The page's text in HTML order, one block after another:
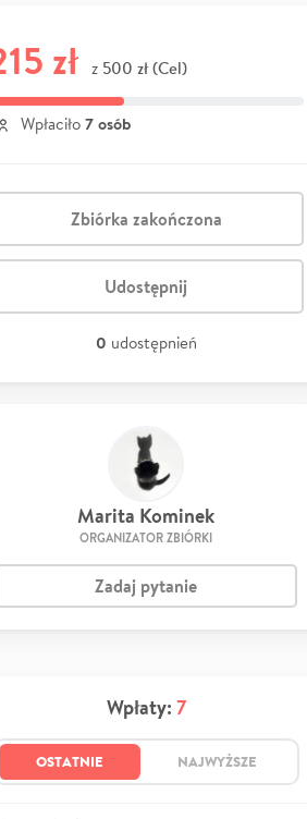
zł z 500 zł (Cel)
Wpłaciło 7 osób
Zbiórka zakończona
Udostępnij
0 udostępnień
Marita Kominek
ORGANIZATOR ZBIÓRKI
Zadaj pytanie
Wpłaty: 7
OSTATNIE NAJWYŻSZE